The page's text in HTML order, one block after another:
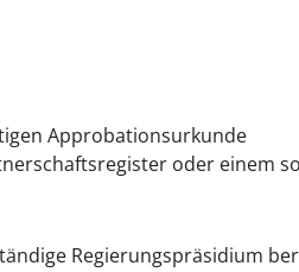
Approbationsurkunde
oder einem
Regierungspräsidium